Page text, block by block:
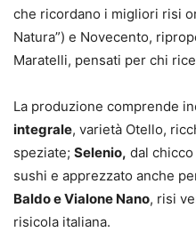
che ricordano i migliori risi
Natura”) e Novecento,
Maratelli, pensati per chi
La produzione comprende
integrale, varietà Otello,
speziate; Selenio, dal
sushi e apprezzato anche
Baldo e Vialone Nano, risi
risicola italiana.